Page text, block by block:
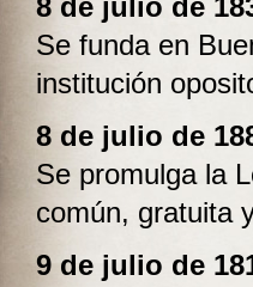
8 de julio de
Se funda en
institución
8 de julio de
Se promulga la
común, gratuita
9 de julio de